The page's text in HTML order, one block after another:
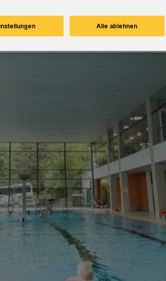
Alle ablehnen